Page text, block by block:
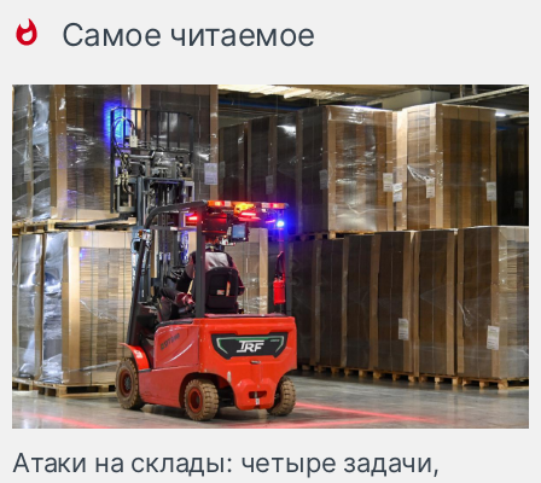
Самое читаемое
Атаки на склады: четыре задачи,